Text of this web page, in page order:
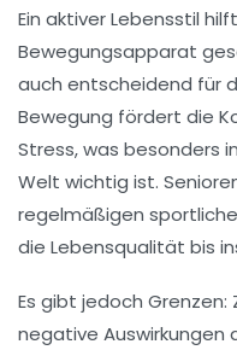
Ein aktiver Lebensstil
Bewegungsapparat
auch entscheidend für
Bewegung fördert die
Stress, was besonders
Welt wichtig ist. Seniore
regelmäßigen
die Lebensqualität bis
Es gibt jedoch Grenzen:
negative Auswirkungen